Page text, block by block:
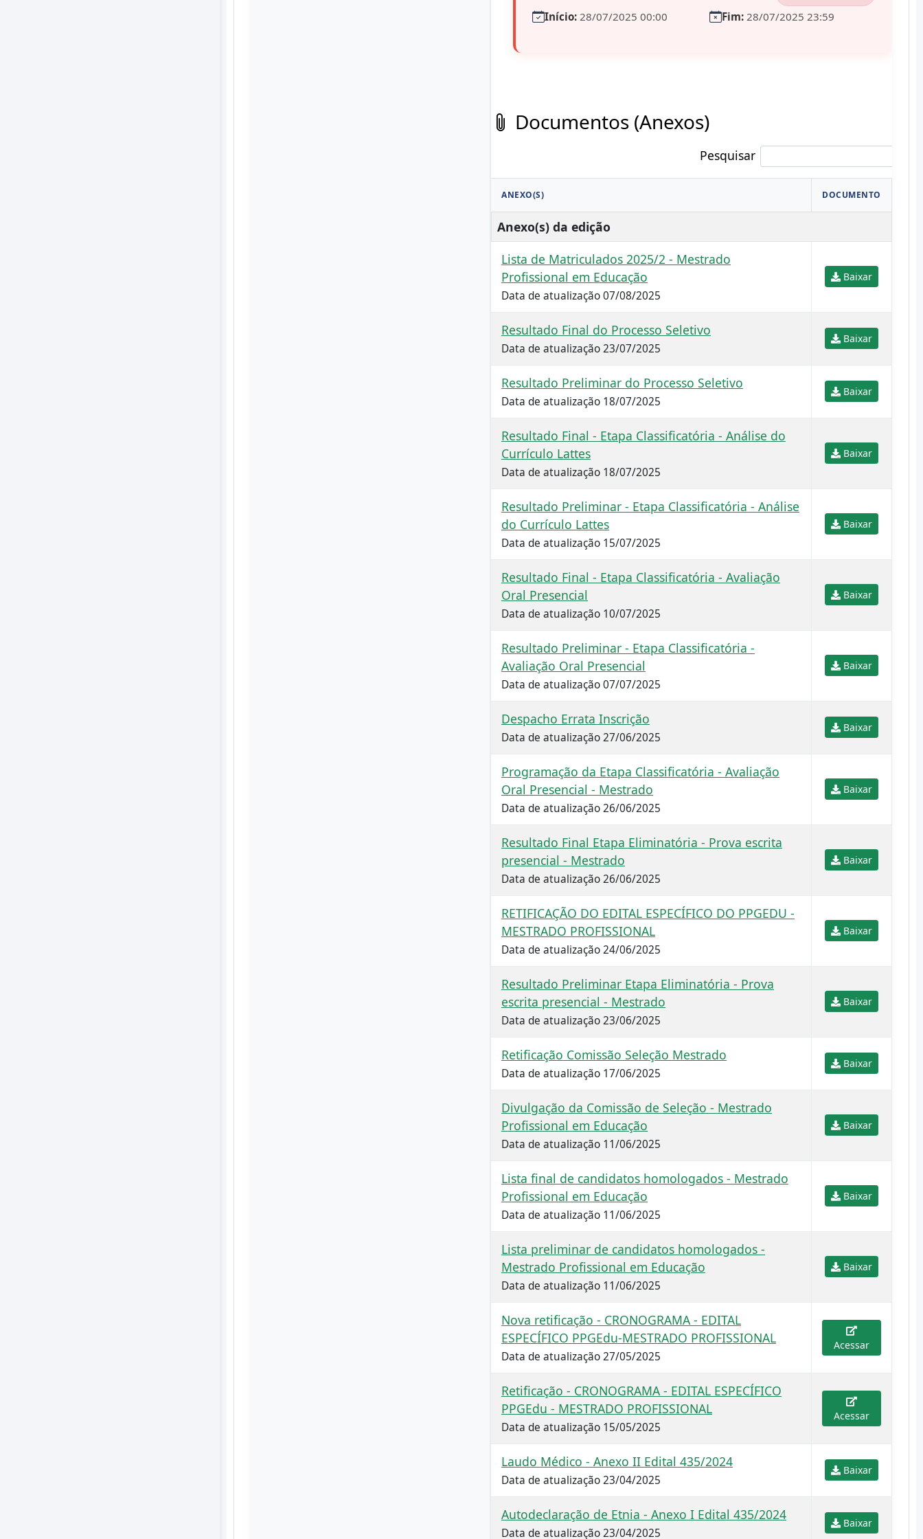
Início: 28/07/2025 00:00 Fim: 28/07/2025 23:59
Documentos (Anexos)
Pesquisar
ANEXO(S) DOCUMENTO
Anexo(s) da edição
Lista de Matriculados 2025/2 - Mestrado
Profissional em Educação
Data de atualização 07/08/2025
Baixar
Resultado Final do Processo Seletivo
Data de atualização 23/07/2025
Baixar
Resultado Preliminar do Processo Seletivo
Data de atualização 18/07/2025
Baixar
Resultado Final - Etapa Classificatória - Análise do
Currículo Lattes
Data de atualização 18/07/2025
Baixar
Resultado Preliminar - Etapa Classificatória - Análise
do Currículo Lattes
Data de atualização 15/07/2025
Baixar
Resultado Final - Etapa Classificatória - Avaliação
Oral Presencial
Data de atualização 10/07/2025
Baixar
Resultado Preliminar - Etapa Classificatória -
Avaliação Oral Presencial
Data de atualização 07/07/2025
Baixar
Despacho Errata Inscrição
Data de atualização 27/06/2025
Baixar
Programação da Etapa Classificatória - Avaliação
Oral Presencial - Mestrado
Data de atualização 26/06/2025
Baixar
Resultado Final Etapa Eliminatória - Prova escrita
presencial - Mestrado
Data de atualização 26/06/2025
Baixar
RETIFICAÇÃO DO EDITAL ESPECÍFICO DO PPGEDU -
MESTRADO PROFISSIONAL
Data de atualização 24/06/2025
Baixar
Resultado Preliminar Etapa Eliminatória - Prova
escrita presencial - Mestrado
Data de atualização 23/06/2025
Baixar
Retificação Comissão Seleção Mestrado
Data de atualização 17/06/2025
Baixar
Divulgação da Comissão de Seleção - Mestrado
Profissional em Educação
Data de atualização 11/06/2025
Baixar
Lista final de candidatos homologados - Mestrado
Profissional em Educação
Data de atualização 11/06/2025
Baixar
Lista preliminar de candidatos homologados -
Mestrado Profissional em Educação
Data de atualização 11/06/2025
Baixar
Nova retificação - CRONOGRAMA - EDITAL
ESPECÍFICO PPGEdu-MESTRADO PROFISSIONAL
Data de atualização 27/05/2025
Acessar
Retificação - CRONOGRAMA - EDITAL ESPECÍFICO
PPGEdu - MESTRADO PROFISSIONAL
Data de atualização 15/05/2025
Acessar
Laudo Médico - Anexo II Edital 435/2024
Data de atualização 23/04/2025
Baixar
Autodeclaração de Etnia - Anexo I Edital 435/2024
Data de atualização 23/04/2025
Baixar